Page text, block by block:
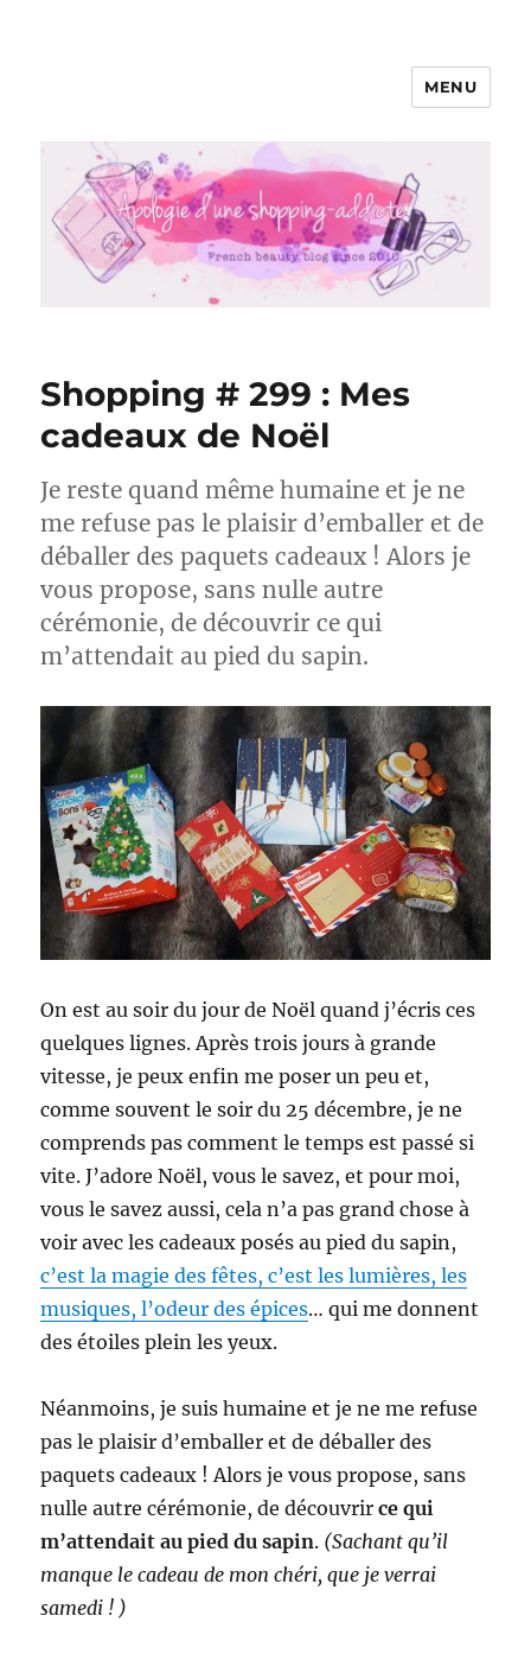
Apologie d'une Shopping-addicte
MENU
Shopping # 299 : Mes
cadeaux de Noël
Je reste quand même humaine et je ne
me refuse pas le plaisir d’emballer et de
déballer des paquets cadeaux ! Alors je
vous propose, sans nulle autre
cérémonie, de découvrir ce qui
m’attendait au pied du sapin.
On est au soir du jour de Noël quand j’écris ces
quelques lignes. Après trois jours à grande
vitesse, je peux enfin me poser un peu et,
comme souvent le soir du 25 décembre, je ne
comprends pas comment le temps est passé si
vite. J’adore Noël, vous le savez, et pour moi,
vous le savez aussi, cela n’a pas grand chose à
voir avec les cadeaux posés au pied du sapin,
c’est la magie des fêtes, c’est les lumières, les
musiques, l’odeur des épices… qui me donnent
des étoiles plein les yeux.
Néanmoins, je suis humaine et je ne me refuse
pas le plaisir d’emballer et de déballer des
paquets cadeaux ! Alors je vous propose, sans
nulle autre cérémonie, de découvrir ce qui
m’attendait au pied du sapin. (Sachant qu’il
manque le cadeau de mon chéri, que je verrai
samedi ! )